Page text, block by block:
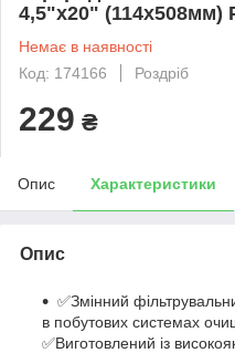
4,5"х20" (114х508мм)
Немає в наявності
Код: 174166
Роздріб
229 ₴
Опис Характеристики
Опис
✅Змінний
в побутових системах
✅Виготовлений із